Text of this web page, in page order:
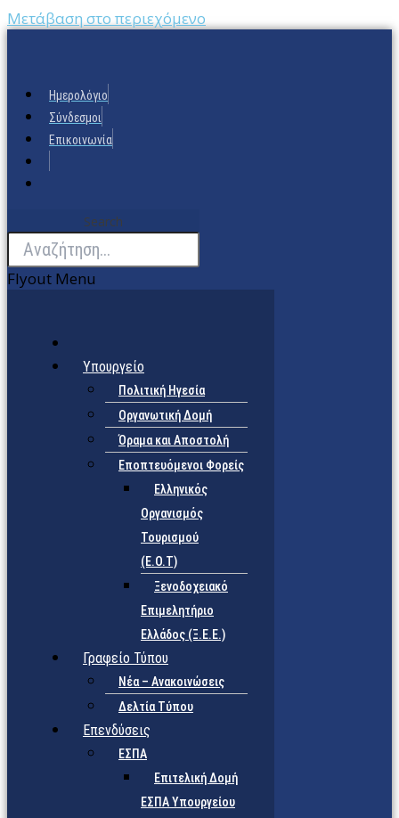
Μετάβαση στο περιεχόμενο
Ημερολόγιο
Σύνδεσμοι
Επικοινωνία
Search
Flyout Menu
Υπουργείο
Πολιτική Ηγεσία
Οργανωτική Δομή
Όραμα και Αποστολή
Εποπτευόμενοι Φορείς
Eλληνικός
Οργανισμός
Τουρισμού
(Ε.Ο.Τ)
Ξενοδοχειακό
Επιμελητήριο
Ελλάδος (Ξ.Ε.Ε.)
Γραφείο Τύπου
Νέα – Ανακοινώσεις
Δελτία Τύπου
Επενδύσεις
ΕΣΠΑ
Επιτελική Δομή
ΕΣΠΑ Υπουργείου